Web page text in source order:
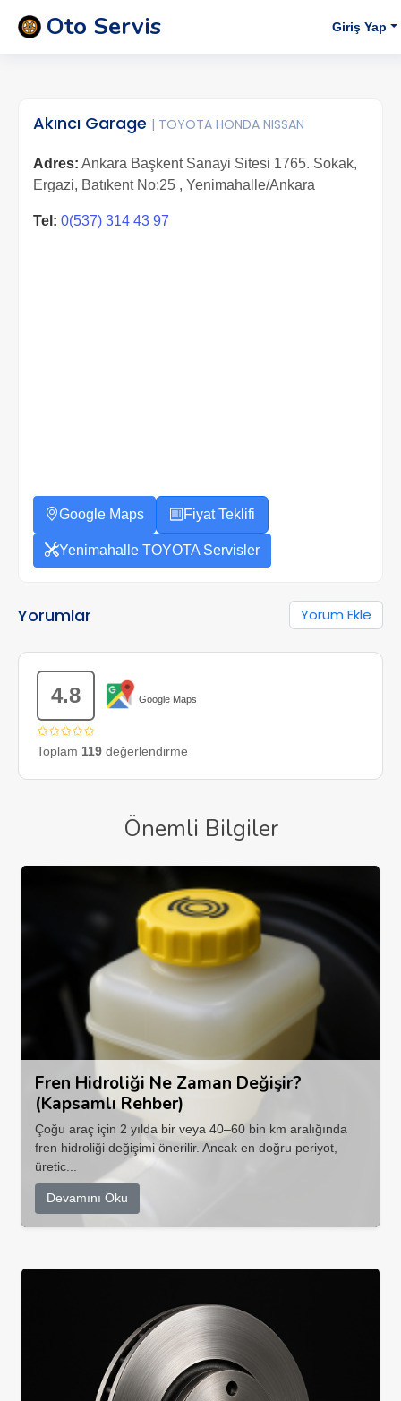
Oto Servis Giriş Yap
Akıncı Garage | TOYOTA HONDA NISSAN
Adres: Ankara Başkent Sanayi Sitesi 1765. Sokak,
Ergazi, Batıkent No:25 , Yenimahalle/Ankara
Tel: 0(537) 314 43 97
Google Maps Fiyat Teklifi
Yenimahalle TOYOTA Servisler
Yorumlar Yorum Ekle
4.8 Google Maps
✩✩✩✩✩
Toplam 119 değerlendirme
Önemli Bilgiler
Fren Hidroliği Ne Zaman Değişir?
(Kapsamlı Rehber)
Çoğu araç için 2 yılda bir veya 40–60 bin km aralığında
fren hidroliği değişimi önerilir. Ancak en doğru periyot,
üretic...
Devamını Oku